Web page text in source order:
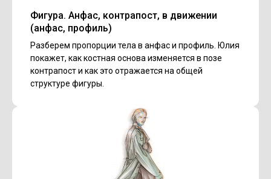
Фигура. Анфас, контрапост, в движении
(анфас, профиль)
Разберем пропорции тела в анфас и профиль. Юлия
покажет, как костная основа изменяется в позе
контрапост и как это отражается на общей
структуре фигуры.